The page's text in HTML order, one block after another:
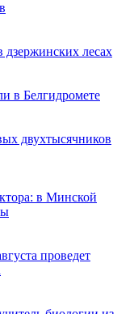
лесах
в Белгидромете
двухтысячников
в Минской
проведет